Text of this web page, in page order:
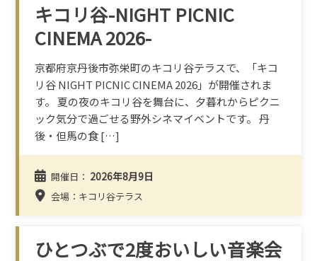
キコリ谷-NIGHT PICNIC
CINEMA 2026-
京都府京丹後市弥栄町のキコリ谷テラスで、「キコ
リ谷 NIGHT PICNIC CINEMA 2026」が開催されま
す。 夏の夜のキコリ谷を舞台に、夕暮れからピクニ
ック気分で過ごせる野外シネマイベントです。 丹
後・但馬の食 […]
開催日： 2026年8月9日
会場：キコリ谷テラス
ひとつぶで2度おいしい音楽会